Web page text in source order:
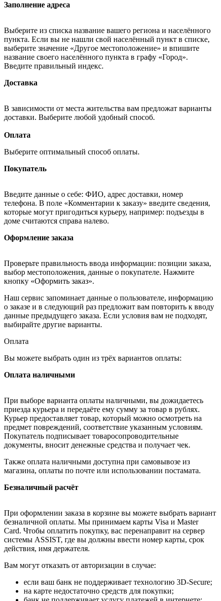
Заполнение адреса
Выберите из списка название вашего региона и населённого
пункта. Если вы не нашли свой населённый пункт в списке,
выберите значение «Другое местоположение» и впишите
название своего населённого пункта в графу «Город».
Введите правильный индекс.
Доставка
В зависимости от места жительства вам предложат варианты
доставки. Выберите любой удобный способ.
Оплата
Выберите оптимальный способ оплаты.
Покупатель
Введите данные о себе: ФИО, адрес доставки, номер
телефона. В поле «Комментарии к заказу» введите сведения,
которые могут пригодиться курьеру, например: подъезды в
доме считаются справа налево.
Оформление заказа
Проверьте правильность ввода информации: позиции заказа,
выбор местоположения, данные о покупателе. Нажмите
кнопку «Оформить заказ».
Наш сервис запоминает данные о пользователе, информацию
о заказе и в следующий раз предложит вам повторить к вводу
данные предыдущего заказа. Если условия вам не подходят,
выбирайте другие варианты.
Оплата
Вы можете выбрать один из трёх вариантов оплаты:
Оплата наличными
При выборе варианта оплаты наличными, вы дожидаетесь
приезда курьера и передаёте ему сумму за товар в рублях.
Курьер предоставляет товар, который можно осмотреть на
предмет повреждений, соответствие указанным условиям.
Покупатель подписывает товаросопроводительные
документы, вносит денежные средства и получает чек.
Также оплата наличными доступна при самовывозе из
магазина, оплаты по почте или использовании постамата.
Безналичный расчёт
При оформлении заказа в корзине вы можете выбрать вариант
безналичной оплаты. Мы принимаем карты Visa и Master
Card. Чтобы оплатить покупку, вас перенаправит на сервер
системы ASSIST, где вы должны ввести номер карты, срок
действия, имя держателя.
Вам могут отказать от авторизации в случае:
если ваш банк не поддерживает технологию 3D-Secure;
на карте недостаточно средств для покупки;